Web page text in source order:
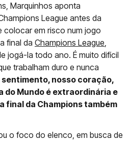
Marquinhos aponta
League antes da
colocar em risco num jogo
final da Champions League,
jogá-la todo ano. É muito difícil
trabalham duro e nunca
sentimento, nosso coração,
do Mundo é extraordinária e
final da Champions também
o foco do elenco, em busca de